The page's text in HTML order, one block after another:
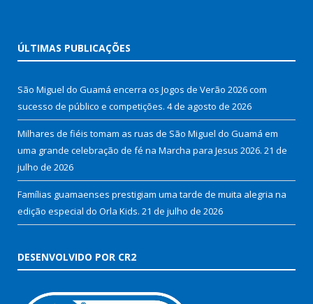
ÚLTIMAS PUBLICAÇÕES
São Miguel do Guamá encerra os Jogos de Verão 2026 com
sucesso de público e competições. 4 de agosto de 2026
Milhares de fiéis tomam as ruas de São Miguel do Guamá em
uma grande celebração de fé na Marcha para Jesus 2026. 21 de
julho de 2026
Famílias guamaenses prestigiam uma tarde de muita alegria na
edição especial do Orla Kids. 21 de julho de 2026
DESENVOLVIDO POR CR2